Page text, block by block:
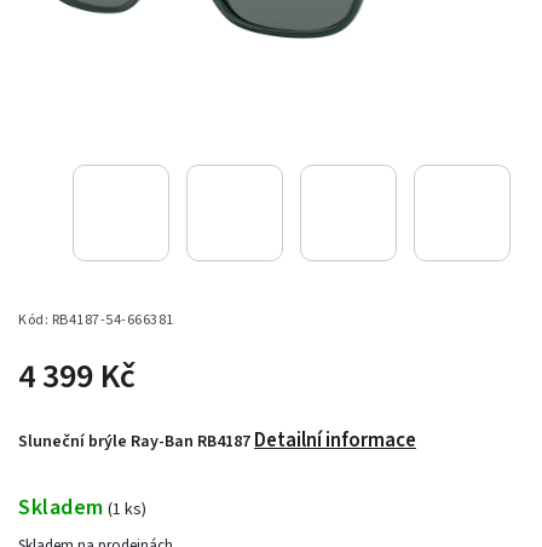
Kód: RB4187-54-666381
4 399 Kč
Sluneční brýle Ray-Ban RB4187 Detailní informace
Skladem (1 ks)